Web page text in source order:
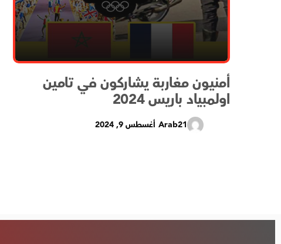
أمنيون مغاربة يشاركون في تامين
اولمبياد باريس 2024
Arab21 أغسطس 9, 2024